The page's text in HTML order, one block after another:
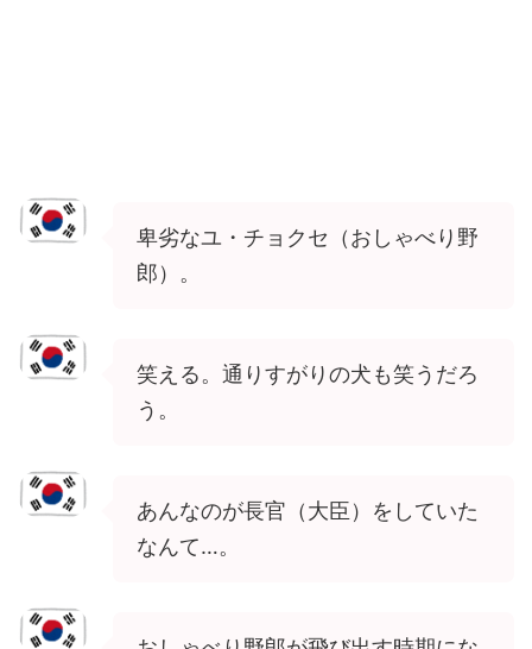
卑劣なユ・チョクセ（おしゃべり野
郎）。
笑える。通りすがりの犬も笑うだろ
う。
あんなのが長官（大臣）をしていた
なんて…。